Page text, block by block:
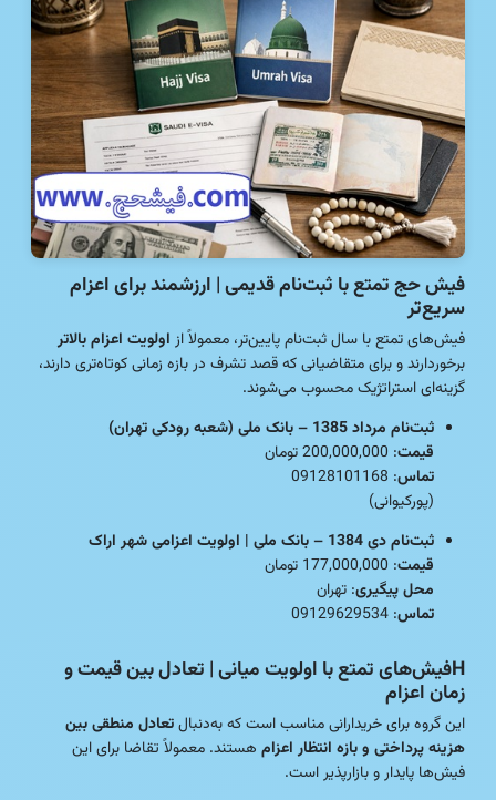
فیش حج تمتع با ثبت‌نام قدیمی | ارزشمند برای اعزام
سریع‌تر
فیش‌های تمتع با سال ثبت‌نام پایین‌تر، معمولاً از اولویت اعزام بالاتر
برخوردارند و برای متقاضیانی که قصد تشرف در بازه زمانی کوتاه‌تری دارند،
گزینه‌ای استراتژیک محسوب می‌شوند.
ثبت‌نام مرداد 1385 – بانک ملی (شعبه رودکی تهران)
قیمت: 200,000,000 تومان
تماس: 09128101168
(پورکیوانی)
ثبت‌نام دی 1384 – بانک ملی | اولویت اعزامی شهر اراک
قیمت: 177,000,000 تومان
محل پیگیری: تهران
تماس: 09129629534
Hفیش‌های تمتع با اولویت میانی | تعادل بین قیمت و
زمان اعزام
این گروه برای خریدارانی مناسب است که به‌دنبالتعادل منطقی بین
هزینه پرداختی و بازه انتظار اعزام هستند. معمولاً تقاضا برای این
فیش‌ها پایدار و بازارپذیر است.